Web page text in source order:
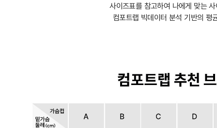
사이즈표를 참고하여 나에게 맞는
컴포트랩 빅데이터 분석 기반의 평